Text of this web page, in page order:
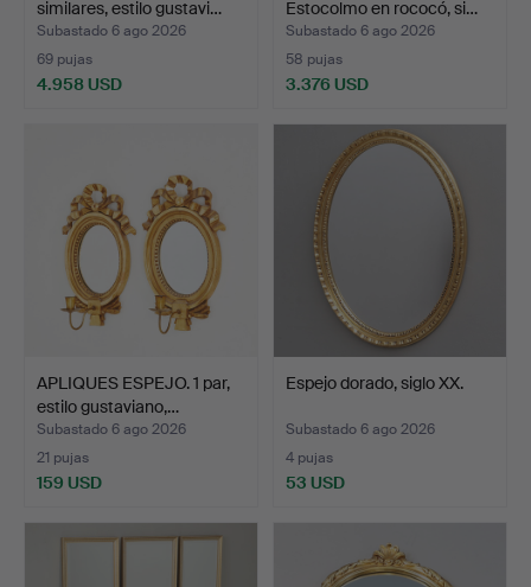
similares, estilo gustavi…
Subastado 6 ago 2026
69 pujas
4.958 USD
Estocolmo en rococó, si…
Subastado 6 ago 2026
58 pujas
3.376 USD
seleccionado
APLIQUES ESPEJO. 1 par,
estilo gustaviano,…
Subastado 6 ago 2026
21 pujas
159 USD
Espejo dorado, siglo XX.
Subastado 6 ago 2026
4 pujas
53 USD